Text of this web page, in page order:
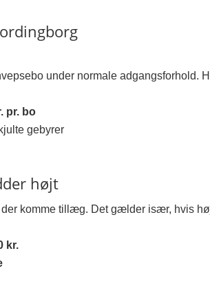
under normale adgangsforhold.
pr. bo
gebyrer
højt
komme tillæg. Det gælder især, hvis
kr.